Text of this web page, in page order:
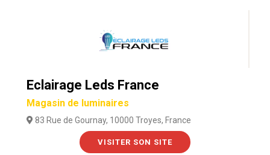
Eclairage Leds France
Magasin de luminaires
83 Rue de Gournay, 10000 Troyes, France
VISITER SON SITE